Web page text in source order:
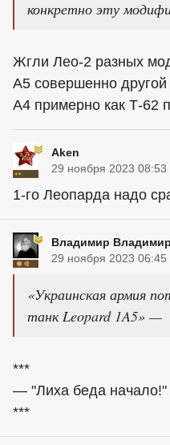
конкретно эту
Жгли Лео-2 разных
А5 совершенно
А4 примерно как Т-62
Aken
29 ноября 2023 08:53
1-го Леопарда надо
Владимир
29 ноября 2023 06:45
«Украинская армия
танк Leopard 1A5» —
***
— "Лиха беда начало!"
***